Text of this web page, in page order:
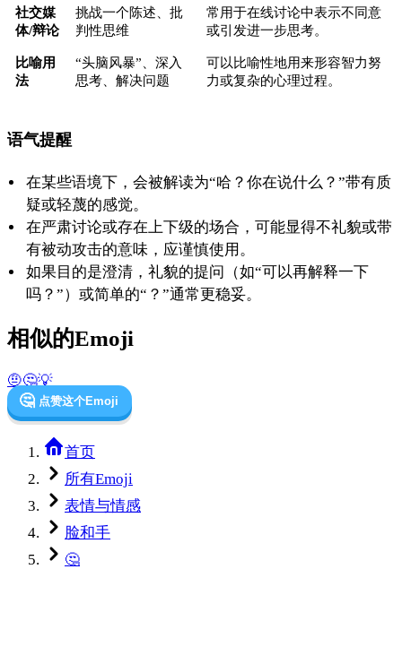
社交媒
体/辩论
挑战一个陈述、批
判性思维
常用于在线讨论中表示不同意
或引发进一步思考。
比喻用
法
“头脑风暴”、深入
思考、解决问题
可以比喻性地用来形容智力努
力或复杂的心理过程。
语气提醒
在某些语境下，会被解读为“哈？你在说什么？”带有质
疑或轻蔑的感觉。
在严肃讨论或存在上下级的场合，可能显得不礼貌或带
有被动攻击的意味，应谨慎使用。
如果目的是澄清，礼貌的提问（如“可以再解释一下
吗？”）或简单的“？”通常更稳妥。
相似的Emoji
🤨🤔💡
🤔 点赞这个Emoji
首页
所有Emoji
表情与情感
脸和手
🤔